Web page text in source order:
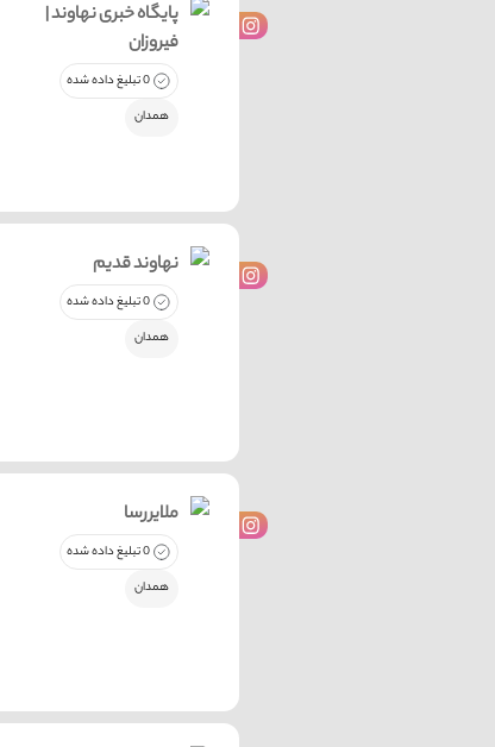
پایگاه خبری نهاوند |
فیروزان
0 تبلیغ داده شده
همدان
نهاوند قدیم
0 تبلیغ داده شده
همدان
ملایررسا
0 تبلیغ داده شده
همدان